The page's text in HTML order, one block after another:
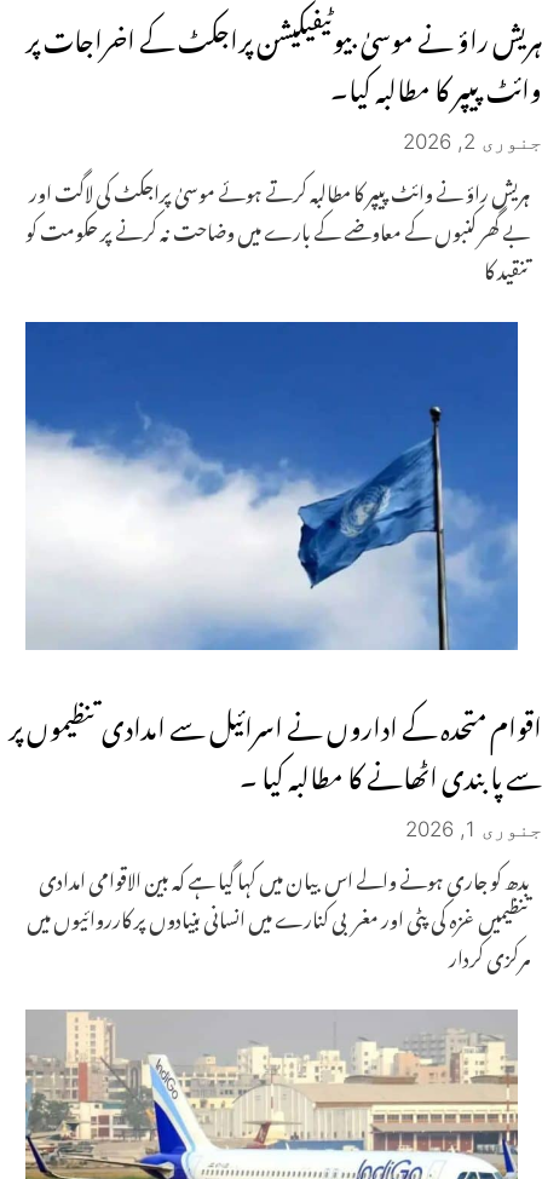
ہریش راؤ نے موسیٰ بیوٹیفیکیشن پراجکٹ کے اخراجات پر
وائٹ پیپر کا مطالبہ کیا۔
جنوری 2, 2026
ہریش راؤ نے وائٹ پیپر کا مطالبہ کرتے ہوئے موسیٰ پراجکٹ کی لاگت اور
بے گھر کنبوں کے معاوضے کے بارے میں وضاحت نہ کرنے پر حکومت کو
تنقید کا
اقوام متحدہ کے اداروں نے اسرائیل سے امدادی تنظیموں پر
سے پابندی اٹھانے کا مطالبہ کیا ۔
جنوری 1, 2026
بدھ کو جاری ہونے والے اس بیان میں کہا گیا ہے کہ بین الاقوامی امدادی
تنظیمیں غزہ کی پٹی اور مغربی کنارے میں انسانی بنیادوں پر کارروائیوں میں
مرکزی کردار